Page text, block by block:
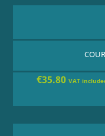
€35.80 VAT